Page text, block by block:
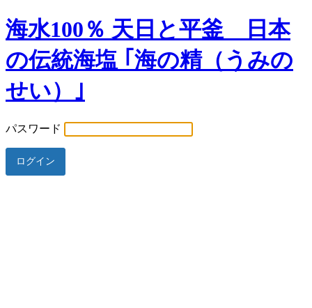
海水100％ 天日と平釜 日本
の伝統海塩 ｢海の精（うみの
せい）｣
パスワード